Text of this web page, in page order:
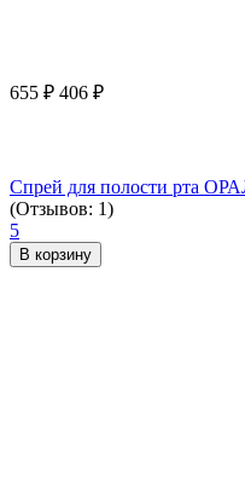
655 ₽ 406 ₽
Спрей для полости рта
(Отзывов: 1)
5
В корзину